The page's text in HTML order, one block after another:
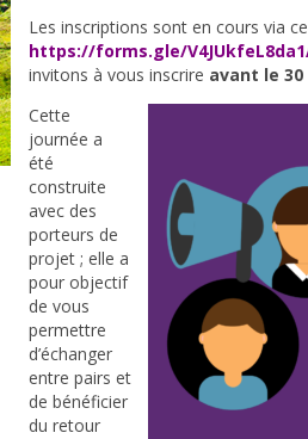
Les inscriptions sont en cours via
https://forms.gle/
invitons à vous inscrire avant le 30
Cette
journée a
été
construite
avec des
porteurs de
projet ; elle a
pour objectif
de vous
permettre
d’échanger
entre pairs et
de bénéficier
du retour